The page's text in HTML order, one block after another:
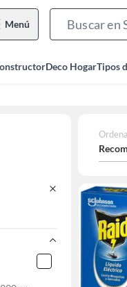
Menú
Deco HogarTipos